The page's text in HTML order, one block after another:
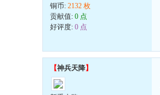
铜币: 2132 枚
贡献值: 0 点
好评度: 0 点
【神兵天降】